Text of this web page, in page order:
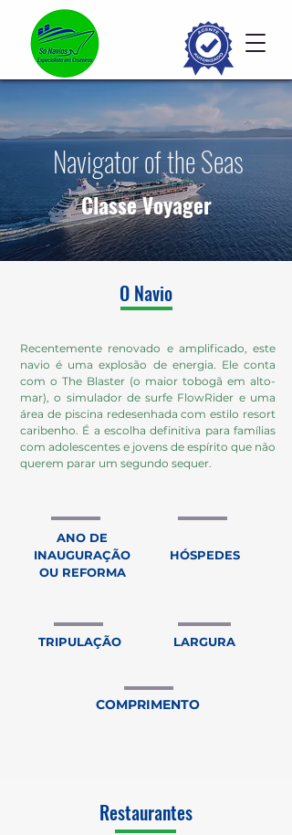
Navigator of the Seas
Classe Voyager
O Navio
Recentemente renovado e amplificado, este
navio é uma explosão de energia. Ele conta
com o The Blaster (o maior tobogã em alto-
mar), o simulador de surfe FlowRider e uma
área de piscina redesenhada com estilo resort
caribenho. É a escolha definitiva para famílias
com adolescentes e jovens de espírito que não
querem parar um segundo sequer.
ANO DE
INAUGURAÇÃO
OU REFORMA
HÓSPEDES
TRIPULAÇÃO LARGURA
COMPRIMENTO
Restaurantes